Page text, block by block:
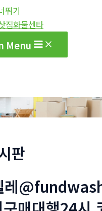
뛰기
Menu
판